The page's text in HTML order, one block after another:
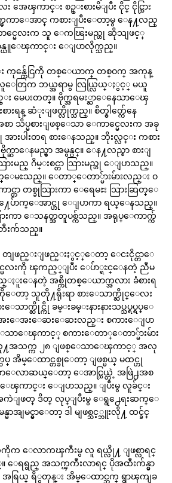
ၾကာင္း စဥ္းစားမိျပီး ငိုင္ ငိုင္သြား
ၾကာေအာင္ ကစားျပီးေတာ့မွ ေန႔လည္
င္မေလးက သူ ေကၽြးမည္ဟု ဆိုသျဖင့္
န္ယူေၾကာင္း ေျပာလိုက္သည္။
ကုန္က်ေငြကို တစ္ေယာက္ တစ္ဝက္ အကုန္
တြက ဘယ္အရာမွ လြယ္လြယ္ႏွင့္ မယူ
မေပးတတ္။ ဗိုက္အရမး္ဆာေနေသာေၾ
းရန္ ဆံုးျဖတ္လိုက္သည္။ စိတ္ဓါတ္က်ေနေ
သိပ္မစားျဖစ္ေသာ ေကာင္မေလးက အခု
ားပါးတရ စားေနသည္။ ဘိုးလ္လင္း ကစား
ေနမည္မွာ အမွန္ပင္။ ေန႔လည္စာ စားျ
ားမည္ ဂိမ္းစင္တာ သြားမည္ဟု ေျပာသည္။
တ္ေမႊသည္။ ေတာ္ေတာ္မ်ားမ်ားလည္း ဝ
တာ တစ္ခုသြားကာ ေရေမႊး သြားဆြတ္ေ
ေပ်ာက္ေအာင္ဟု ေျပာကာ ရယ္ေနသည္။
းကာ ေသနတ္အတူပစ္က်သည္။ အရုပ္ေကာက္က်
းက်သည္။
ျဖည္းျဖည္းႏွင့္ေတာ့ ေငးငိုင္တာေ
ေလးကို ၾကည့္ျပီး ေပ်ာ္ရႊင္ေနတဲ့ ညီမ
ေနတဲ့ အစ္ကိုတစ္ေယာက္အလား ခံစားရ
ာ့ သူတို႔ရိုးရာ စားေသာက္ဆိုင္ေလး
ေသာက္ဆိုင္ကို ခမ္းခမ္းနားနားသပ္သပ္ရပ္ရပ္ေ
ေအးေအးေဆးေဆးလည္း စကားေျပာ
ာေၾကာင့္ စကားေတာ္ေတာ္မ်ားမ်ား
သူ႔အသက္က ၂၈ ျဖစ္ေသာေၾကာင့္ အလု
ထပ္ အိမ္ေထာင္တစ္ခုေတာ့ ျဖစ္မယ္ မထင္ဟု
လာဆယ္ေတာ့ ေအာင္သြယ္တဲ့ အဖြဲ႕အစ
ေၾကာင္း ေျပာသည္။ ျပီးမွ လူခ်င္း
ျဖတ္ ဒိတ္ လုပ္ျပီးမွ ေရွ႕ေရးဆက္ေ
ာအျမင္မွာေတာ့ ဒါ မျဖစ္သင့္ဘူးလို႔ ထင္ခ်င္
ေလာကၾကီးမွ လူ ရယ္လို႔ ျဖစ္လာရင္
ေရရွည္ အသက္ၾကီးလာရင္ ပိုအထီးက်န္မွာ
ြယ္ ရိွတုန္း အိမ္ေထာင္ဘက္ ရွာၾကျခ